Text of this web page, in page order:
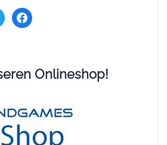
facebook
Onlineshop!